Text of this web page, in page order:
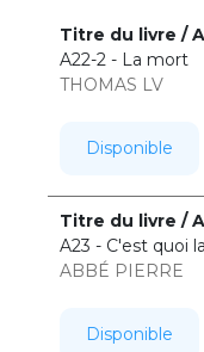
A22-2 - La mort
THOMAS LV
Disponible
A23 - C'est quoi
ABBÉ PIERRE
Disponible